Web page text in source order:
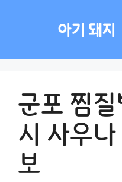
아기 돼지
군포 찜
시 사우
보